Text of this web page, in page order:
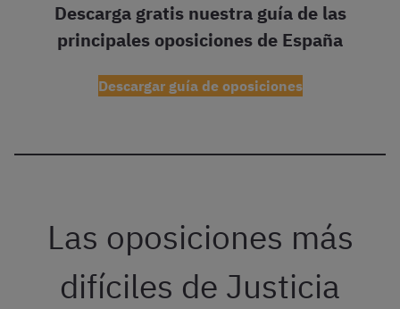
Descarga gratis nuestra guía de las
principales oposiciones de España
Descargar guía de oposiciones
Las oposiciones más
difíciles de Justicia